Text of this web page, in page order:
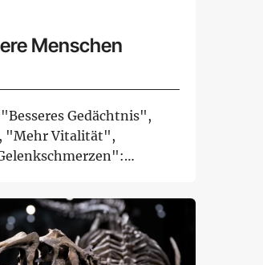
Menschen
Gedächtnis",
"Mehr Vitalität",